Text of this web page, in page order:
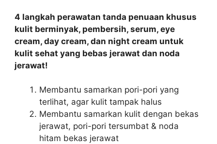
4 langkah perawatan tanda penuaan khusus
kulit berminyak, pembersih, serum, eye
cream, day cream, dan night cream untuk
kulit sehat yang bebas jerawat dan noda
jerawat!
Membantu samarkan pori-pori yang
terlihat, agar kulit tampak halus
Membantu samarkan kulit dengan bekas
jerawat, pori-pori tersumbat & noda
hitam bekas jerawat